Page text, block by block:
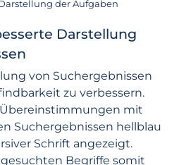
der Aufgaben
Darstellung
von Suchergebnissen
zu verbessern.
mit
Suchergebnissen hellblau
Schrift angezeigt.
Begriffe somit